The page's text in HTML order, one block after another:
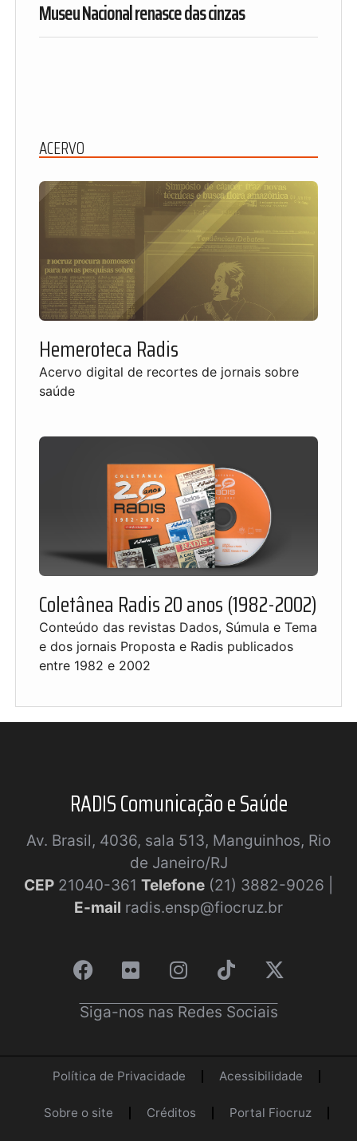
Museu Nacional renasce das cinzas
ACERVO
Hemeroteca Radis
Acervo digital de recortes de jornais sobre
saúde
Coletânea Radis 20 anos (1982-2002)
Conteúdo das revistas Dados, Súmula e Tema
e dos jornais Proposta e Radis publicados
entre 1982 e 2002
RADIS Comunicação e Saúde
Av. Brasil, 4036, sala 513, Manguinhos, Rio
de Janeiro/RJ
CEP 21040-361 Telefone (21) 3882-9026 |
E-mail radis.ensp@fiocruz.br
Siga-nos nas Redes Sociais
Política de Privacidade Acessibilidade
Sobre o site Créditos Portal Fiocruz